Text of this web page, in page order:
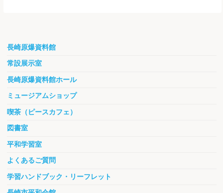
長崎原爆資料館
常設展示室
長崎原爆資料館ホール
ミュージアムショップ
喫茶（ピースカフェ）
図書室
平和学習室
よくあるご質問
学習ハンドブック・リーフレット